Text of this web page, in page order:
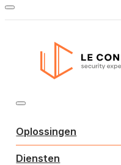
Oplossingen
Diensten